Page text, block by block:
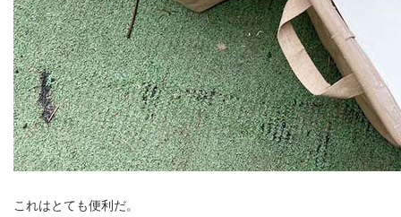
これはとても便利だ。